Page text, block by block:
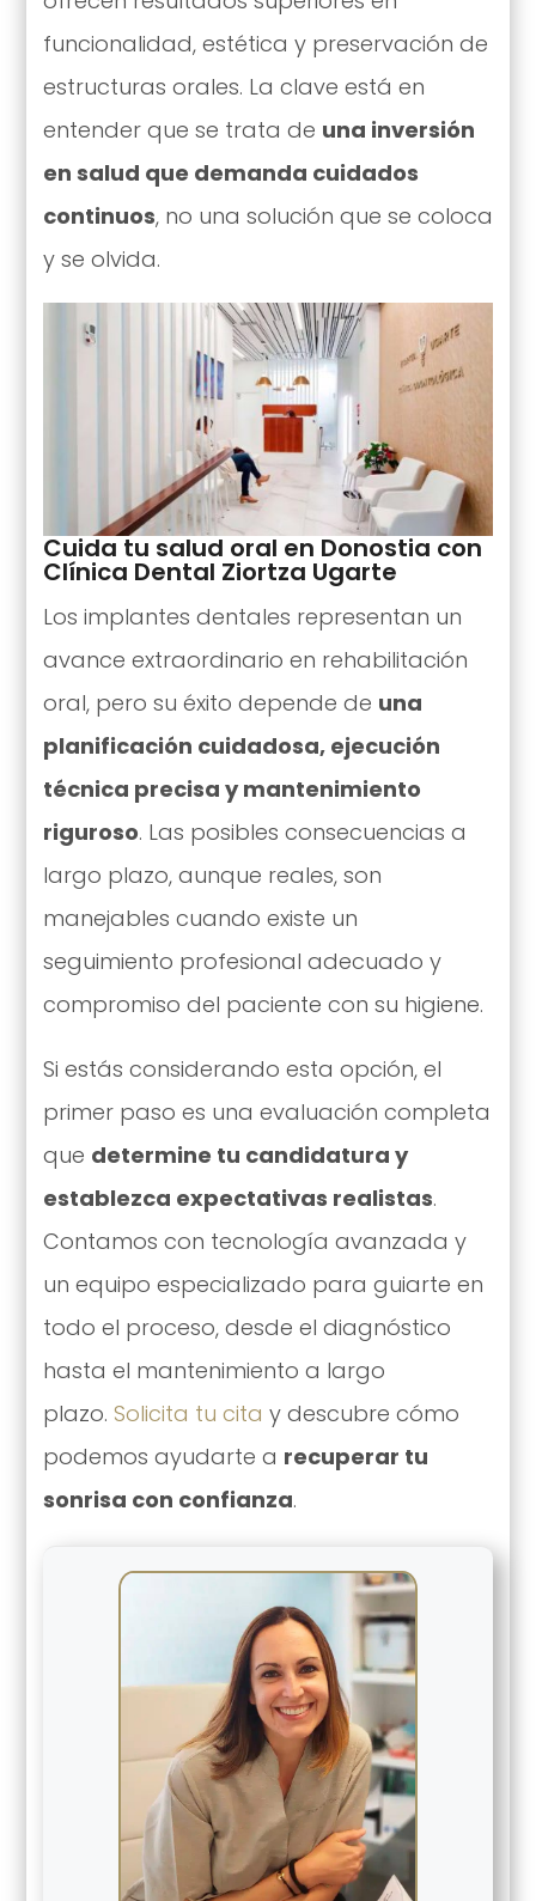
funcionalidad, estética y preservación de
estructuras orales. La clave está en
entender que se trata de una inversión
en salud que demanda cuidados
continuos, no una solución que se coloca
y se olvida.
Cuida tu salud oral en Donostia con
Clínica Dental Ziortza Ugarte
Los implantes dentales representan un
avance extraordinario en rehabilitación
oral, pero su éxito depende de una
planificación cuidadosa, ejecución
técnica precisa y mantenimiento
riguroso. Las posibles consecuencias a
largo plazo, aunque reales, son
manejables cuando existe un
seguimiento profesional adecuado y
compromiso del paciente con su higiene.
Si estás considerando esta opción, el
primer paso es una evaluación completa
que determine tu candidatura y
establezca expectativas realistas.
Contamos con tecnología avanzada y
un equipo especializado para guiarte en
todo el proceso, desde el diagnóstico
hasta el mantenimiento a largo
plazo. Solicita tu cita y descubre cómo
podemos ayudarte a recuperar tu
sonrisa con confianza.